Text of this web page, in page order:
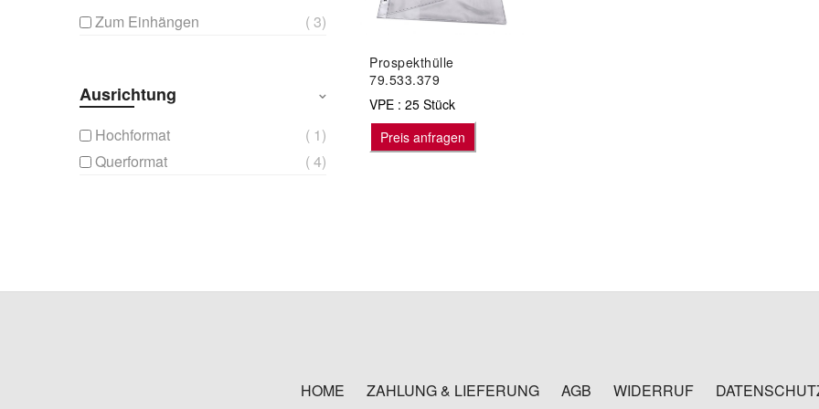
Prospekthülle
79.533.379
VPE : 25 Stück
Preis anfragen
Zum Einhängen 3
Ausrichtung
Hochformat
1
Querformat
4
HOME ZAHLUNG & LIEFERUNG AGB WIDERRUF